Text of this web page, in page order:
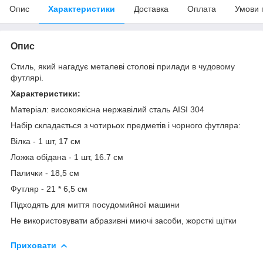
Опис Характеристики Доставка Оплата Умови
Опис
Стиль, який нагадує металеві столові прилади в чудовому
футлярі.
Характеристики:
Матеріал: високоякісна нержавілий сталь AISI 304
Набір складається з чотирьох предметів і чорного футляра:
Вілка - 1 шт, 17 см
Ложка обідана - 1 шт, 16.7 см
Палички - 18,5 см
Футляр - 21 * 6,5 см
Підходять для миття посудомийної машини
Не використовувати абразивні миючі засоби, жорсткі щітки
Приховати